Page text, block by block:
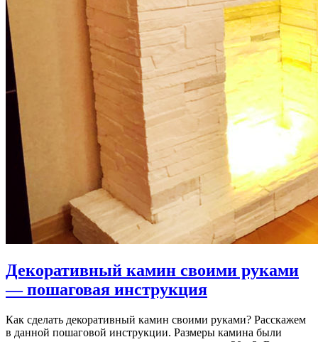
Декоративный камин своими руками
— пошаговая инструкция
Как сделать декоративный камин своими руками? Расскажем
в данной пошаговой инструкции. Размеры камина были